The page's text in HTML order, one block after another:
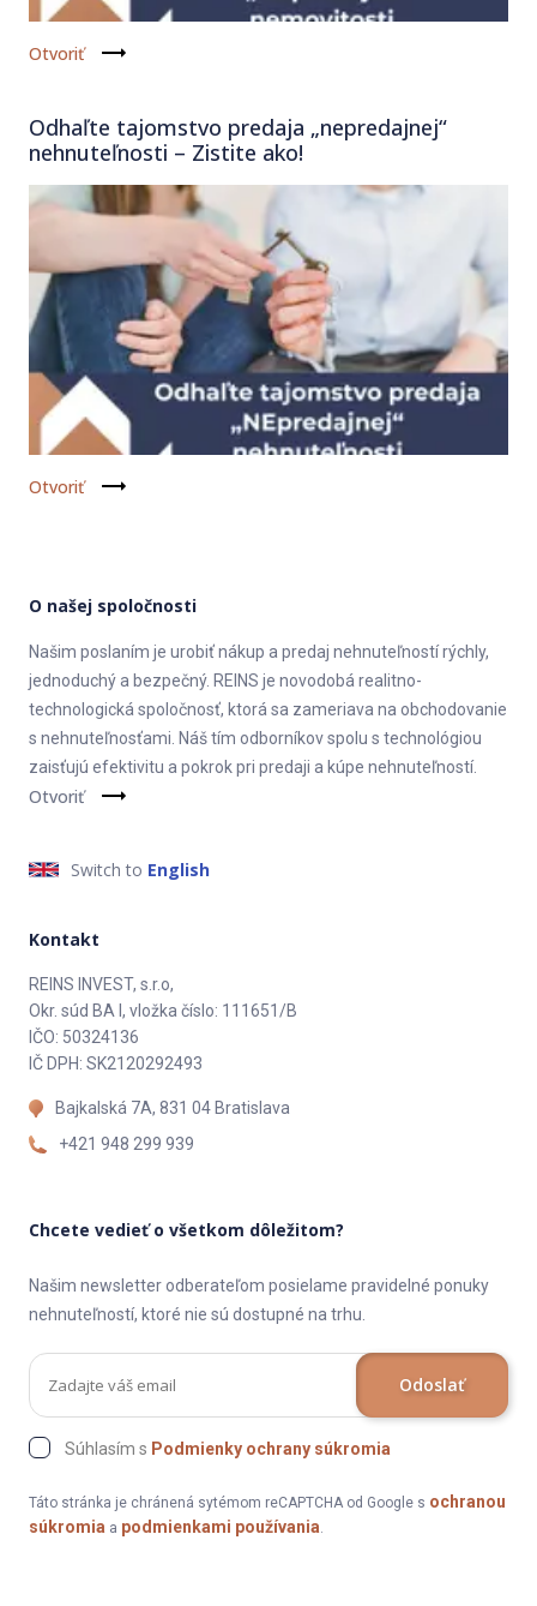
Otvoriť
Odhaľte tajomstvo predaja „nepredajnej“
nehnuteľnosti – Zistite ako!
Otvoriť
O našej spoločnosti
Našim poslaním je urobiť nákup a predaj nehnuteľností rýchly,
jednoduchý a bezpečný. REINS je novodobá realitno-
technologická spoločnosť, ktorá sa zameriava na obchodovanie
s nehnuteľnosťami. Náš tím odborníkov spolu s technológiou
zaisťujú efektivitu a pokrok pri predaji a kúpe nehnuteľností.
Otvoriť
Switch to English
Kontakt
REINS INVEST, s.r.o,
Okr. súd BA I, vložka číslo: 111651/B
IČO: 50324136
IČ DPH: SK2120292493
Bajkalská 7A, 831 04 Bratislava
+421 948 299 939
Chcete vedieť o všetkom dôležitom?
Našim newsletter odberateľom posielame pravidelné ponuky
nehnuteľností, ktoré nie sú dostupné na trhu.
Odoslať
Súhlasím s Podmienky ochrany súkromia
Táto stránka je chránená sytémom reCAPTCHA od Google s ochranou
súkromia a podmienkami používania.